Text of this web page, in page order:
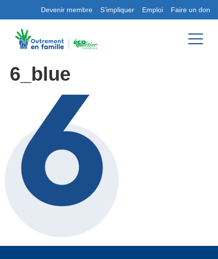
Devenir membre S’impliquer Emploi Faire un don
6_blue